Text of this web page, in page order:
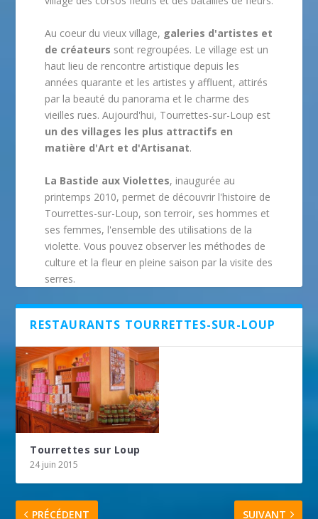
Au coeur du vieux village, galeries d'artistes et
de créateurs sont regroupées. Le village est un
haut lieu de rencontre artistique depuis les
années quarante et les artistes y affluent, attirés
par la beauté du panorama et le charme des
vieilles rues. Aujourd'hui, Tourrettes-sur-Loup est
un des villages les plus attractifs en
matière d'Art et d'Artisanat.
La Bastide aux Violettes, inaugurée au
printemps 2010, permet de découvrir l'histoire de
Tourrettes-sur-Loup, son terroir, ses hommes et
ses femmes, l'ensemble des utilisations de la
violette. Vous pouvez observer les méthodes de
culture et la fleur en pleine saison par la visite des
serres.
RESTAURANTS TOURRETTES-SUR-LOUP
Tourrettes sur Loup
24 juin 2015
PRÉCÉDENT SUIVANT